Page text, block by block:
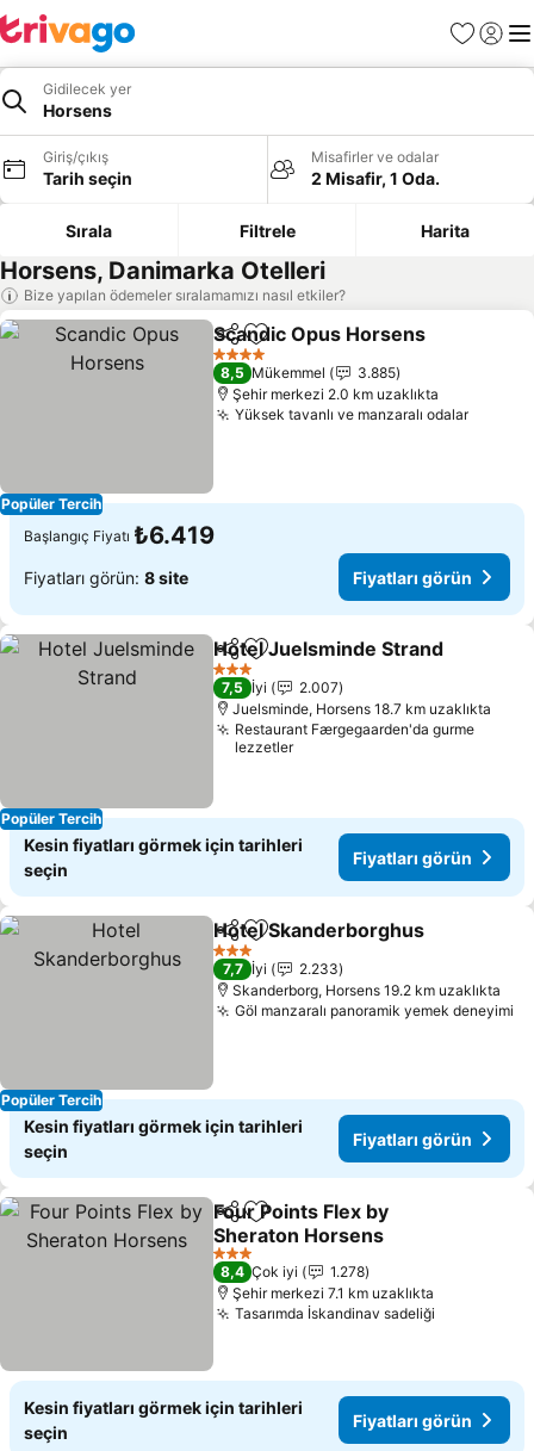
Favoriler
Giriş
Gidilecek yer
Horsens
Giriş/çıkış
Tarih seçin
Misafirler ve odalar
2 Misafir, 1 Oda.
Sırala Filtrele Harita
Horsens, Danimarka Otelleri
Bize yapılan ödemeler sıralamamızı nasıl etkiler?
Popüler Tercih
PaylaşFavorilerime ekle
Scandic Opus Horsens
4 Yıldız
8,5 Mükemmel
3.885
Şehir merkezi 2.0 km uzaklıkta
Yüksek tavanlı ve manzaralı odalar
Başlangıç Fiyatı ₺6.419
Fiyatları görün: 8 site Fiyatları görün
Popüler Tercih
PaylaşFavorilerime ekle
Hotel Juelsminde Strand
3 Yıldız
7,5 İyi
2.007
Juelsminde, Horsens 18.7 km uzaklıkta
Restaurant Færgegaarden'da gurme
lezzetler
Kesin fiyatları görmek için tarihleri
seçin
Fiyatları görün
Popüler Tercih
PaylaşFavorilerime ekle
Hotel Skanderborghus
3 Yıldız
7,7 İyi
2.233
Skanderborg, Horsens 19.2 km uzaklıkta
Göl manzaralı panoramik yemek deneyimi
Kesin fiyatları görmek için tarihleri
seçin
Fiyatları görün
PaylaşFavorilerime ekle
Four Points Flex by
Sheraton Horsens
Fiyatları görün
3 Yıldız
8,4 Çok iyi
1.278
Şehir merkezi 7.1 km uzaklıkta
Tasarımda İskandinav sadeliği
Kesin fiyatları görmek için tarihleri
seçin
Fiyatları görün